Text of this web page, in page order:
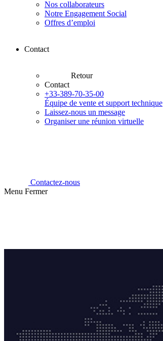
Nos collaborateurs
Notre Engagement Social
Offres d’emploi
Contact
Retour
Contact
+33-389-70-35-00
Équipe de vente et support technique
Laissez-nous un message
Organiser une réunion virtuelle
Contactez-nous
Menu Fermer